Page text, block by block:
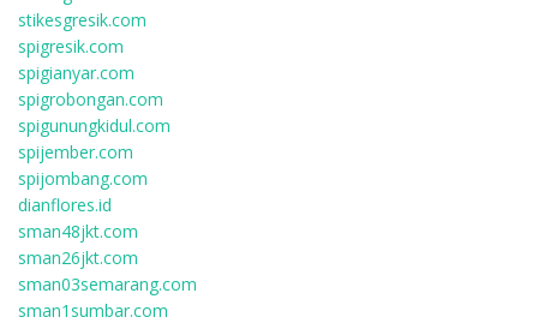
stikesgresik.com
spigresik.com
spigianyar.com
spigrobongan.com
spigunungkidul.com
spijember.com
spijombang.com
dianflores.id
sman48jkt.com
sman26jkt.com
sman03semarang.com
sman1sumbar.com